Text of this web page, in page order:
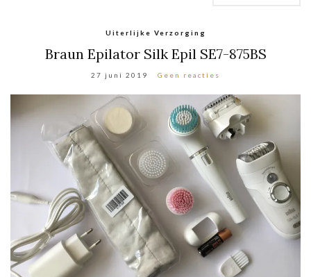
Uiterlijke Verzorging
Braun Epilator Silk Epil SE7-875BS
27 juni 2019 Geen reacties